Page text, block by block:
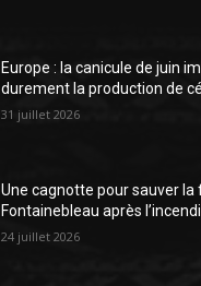
Europe : la canicule de juin
durement la production de
31 juillet 2026
Une cagnotte pour sauver la
Fontainebleau après
24 juillet 2026